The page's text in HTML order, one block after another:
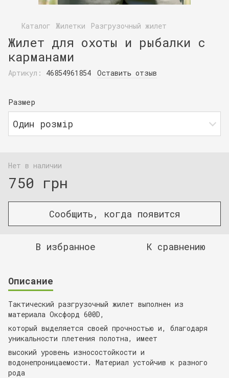
Каталог Жилетки Разгрузочный жилет
Жилет для охоты и рыбалки с
карманами
Артикул: 46854961854 Оставить отзыв
Размер
Один розмір
Нет в наличии
750 грн
Сообщить, когда появится
В избранное К сравнению
Описание
Тактический разгрузочный жилет выполнен из
материала Оксфорд 600D,
который выделяется своей прочностью и, благодаря
уникальности плетения полотна, имеет
высокий уровень износостойкости и
водонепроницаемости. Материал устойчив к разного
рода